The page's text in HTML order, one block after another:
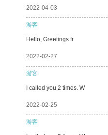
2022-04-03
游客
Hello, Greetings fr
2022-02-27
游客
I called you 2 times. W
2022-02-25
游客